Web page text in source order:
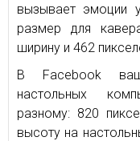
вызывает эмоции
размер для
ширину и 462
В Facebook
настольных
разному: 820
высоту на